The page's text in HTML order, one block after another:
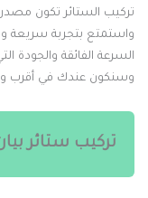
الستائر تكون مصدرا
بتجربة سريعة
الفائقة والجودة
عندك في أقرب
تركيب ستائر بيان